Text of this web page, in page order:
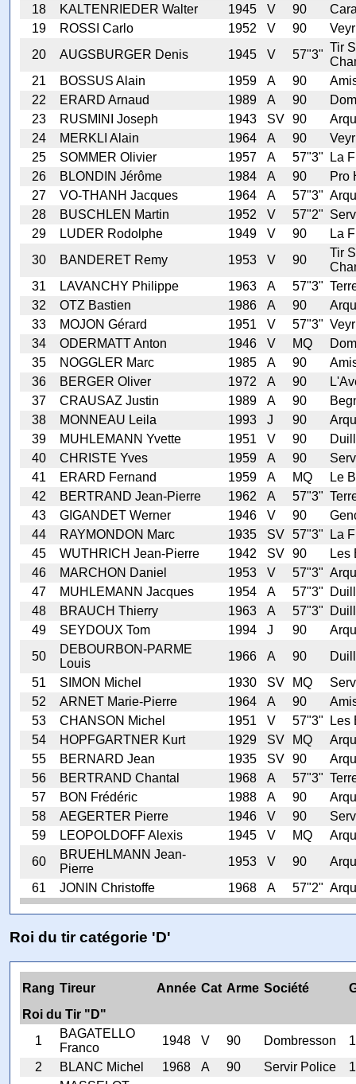
18
KALTENRIEDER Walter 1945 V 90
19
ROSSI Carlo 1952 V 90
20
AUGSBURGER Denis 1945 V 57"3"
Tir
21
BOSSUS Alain 1959 A 90
22
ERARD Arnaud 1989 A 90
23
RUSMINI Joseph 1943 SV 90
24
MERKLI Alain 1964 A 90
25
SOMMER Olivier 1957 A 57"3"
La
26
BLONDIN Jérôme 1984 A 90
Pro
27
VO-THANH Jacques 1964 A 57"3"
28
BUSCHLEN Martin 1952 V 57"2"
29
LUDER Rodolphe 1949 V 90
La
30
BANDERET Remy 1953 V 90
Tir
31
LAVANCHY Philippe 1963 A 57"3"
32
OTZ Bastien 1986 A 90
33
MOJON Gérard 1951 V 57"3"
34
ODERMATT Anton 1946 V MQ
35
NOGGLER Marc 1985 A 90
36
BERGER Oliver 1972 A 90
37
CRAUSAZ Justin 1989 A 90
38
MONNEAU Leila 1993 J 90
39
MUHLEMANN Yvette 1951 V 90
40
CHRISTE Yves 1959 A 90
41
ERARD Fernand 1959 A MQ
Le
42
BERTRAND Jean-Pierre 1962 A 57"3"
43
GIGANDET Werner 1946 V 90
44
RAYMONDON Marc 1935 SV 57"3"
La
45
WUTHRICH Jean-Pierre 1942 SV 90
Les
46
MARCHON Daniel 1953 V 57"3"
47
MUHLEMANN Jacques 1954 A 57"3"
48
BRAUCH Thierry 1963 A 57"3"
49
SEYDOUX Tom 1994 J 90
50
DEBOURBON-PARME
Louis
1966 A 90
51
SIMON Michel 1930 SV MQ
52
ARNET Marie-Pierre 1964 A 90
53
CHANSON Michel 1951 V 57"3"
Les
54
HOPFGARTNER Kurt 1929 SV MQ
55
BERNARD Jean 1935 SV 90
56
BERTRAND Chantal 1968 A 57"3"
57
BON Frédéric 1988 A 90
58
AEGERTER Pierre 1946 V 90
59
LEOPOLDOFF Alexis 1945 V MQ
60
BRUEHLMANN Jean-
Pierre
1953 V 90
61
JONIN Christoffe 1968 A 57"2"
Roi du tir catégorie 'D'
Rang Tireur Année Cat Arme Société
Roi du Tir "D"
1
BAGATELLO
Franco
1948 V 90 Dombresson
2
BLANC Michel 1968 A 90 Servir Police